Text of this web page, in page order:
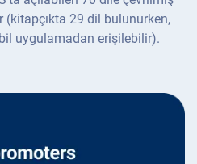
29 dil bulunurken,
uygulamadan erişilebilir).